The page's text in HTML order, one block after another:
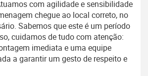
com agilidade e sensibilidade
chegue ao local correto, no
Sabemos que este é um período
cuidamos de tudo com atenção:
imediata e uma equipe
a garantir um gesto de respeito e